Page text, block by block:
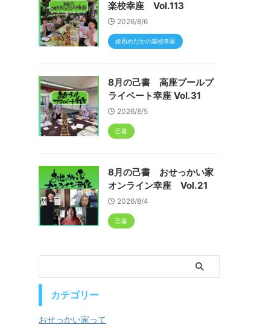
楽校幸座 Vol.113
2026/8/6
綾西めだかの楽校幸座
8月の己書 高座プールプ
ライベート幸座 Vol.31
2026/8/5
己書
8月の己書 おせっかい家
オンライン幸座 Vol.21
2026/8/4
己書
カテゴリー
おせっかい家って